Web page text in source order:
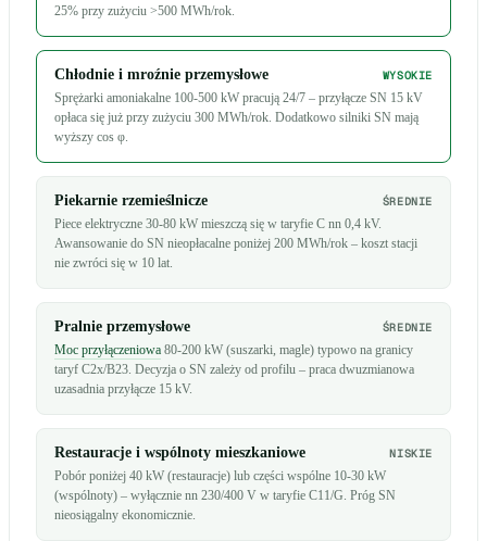
25% przy zużyciu >500 MWh/rok.
Chłodnie i mroźnie przemysłowe WYSOKIE
Sprężarki amoniakalne 100-500 kW pracują 24/7 – przyłącze SN 15 kV
opłaca się już przy zużyciu 300 MWh/rok. Dodatkowo silniki SN mają
wyższy cos φ.
Piekarnie rzemieślnicze ŚREDNIE
Piece elektryczne 30-80 kW mieszczą się w taryfie C nn 0,4 kV.
Awansowanie do SN nieopłacalne poniżej 200 MWh/rok – koszt stacji
nie zwróci się w 10 lat.
Pralnie przemysłowe ŚREDNIE
Moc przyłączeniowa 80-200 kW (suszarki, magle) typowo na granicy
taryf C2x/B23. Decyzja o SN zależy od profilu – praca dwuzmianowa
uzasadnia przyłącze 15 kV.
Restauracje i wspólnoty mieszkaniowe NISKIE
Pobór poniżej 40 kW (restauracje) lub części wspólne 10-30 kW
(wspólnoty) – wyłącznie nn 230/400 V w taryfie C11/G. Próg SN
nieosiągalny ekonomicznie.